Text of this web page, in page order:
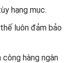
hạng mục.
luôn đảm bảo
hàng ngàn